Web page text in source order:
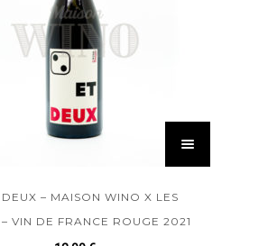
– MAISON WINO X LES
VIN DE FRANCE ROUGE 2021